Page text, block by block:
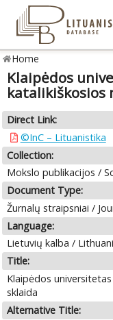
Home
Klaipėdos
katalikiškosios
Direct Link:
©InC – Lituanistika
Collection:
Mokslo publikacijos /
Document Type:
Žurnalų straipsniai /
Language:
Lietuvių kalba /
Title:
Klaipėdos
sklaida
Alternative Title: